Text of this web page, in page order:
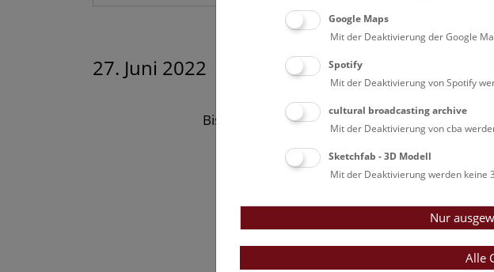
27. Juni 2022
Bisher keine Ergebnisse. Dienstags ist das
Google Maps
Mit der Deaktivierung der Google
Spotify
Mit der Deaktivierung von Spotify
cultural broadcasting archive
Mit der Deaktivierung von cba
Sketchfab - 3D Modell
Mit der Deaktivierung werden keine
Nur
Alle